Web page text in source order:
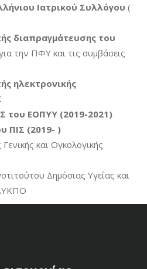
Ιατρικού Συλλόγου (
διαπραγμάτευσης του
την ΠΦΥ και τις συμβάσεις
ηλεκτρονικής
του ΕΟΠΥΥ (2019-2021)
ΠΙΣ (2019- )
και Ογκολογικής
Δημόσιας Υγείας και